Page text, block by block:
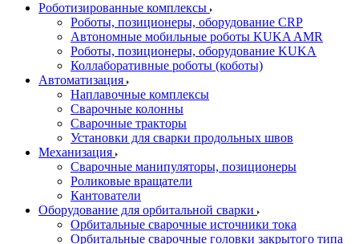
Роботизированные комплексы
Роботы, позиционеры, оборудование CRP
Автономные мобильные роботы KUKA AMR
Роботы, позиционеры, оборудование KUKA
Коллаборативные роботы (коботы)
Автоматизация
Наплавочные комплексы
Сварочные колонны
Сварочные тракторы
Установки для сварки продольных швов
Механизация
Сварочные манипуляторы, позиционеры
Роликовые вращатели
Кантователи
Оборудование для орбитальной сварки
Орбитальные сварочные источники тока
Орбитальные сварочные головки закрытого типа